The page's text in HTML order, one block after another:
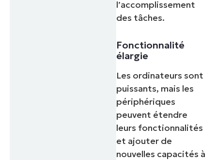
l’accomplissement
des tâches.
Fonctionnalité
élargie
Les ordinateurs sont
puissants, mais les
périphériques
peuvent étendre
leurs fonctionnalités
et ajouter de
nouvelles capacités à